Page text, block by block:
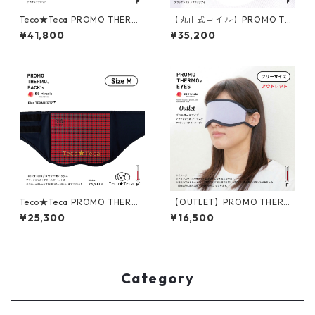
Teco★Teca PROMO THERM
O MAT テコ★テカ プロモサー
モマット ブラックシリカ＋テ
¥41,800
【丸山式コイル】PROMO TH
ERMO FACE:Mask プロモサー
モフェイス ブラックシリカ×ブ
¥35,200
Teco★Teca PROMO THERM
O BACK's テコ★テカ プロモ
サーモバックス ブラックシリ
¥25,300
【OUTLET】PROMO THERM
O EYES プロモサーモアイズ
ブラックシリカ プレミアム ア
¥16,500
Category